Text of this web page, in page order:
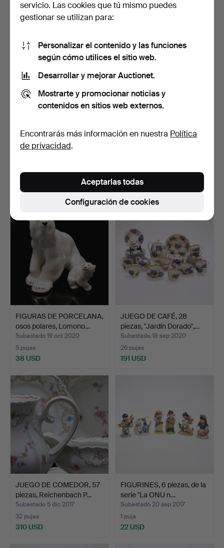
7 pujas
53 USD
1 puja
FORRO EXTERIOR, 2
43 USD
1 puja
FIGURAS DE PORCELANA,
osos polares, Lomono…
Subastado 19 oct 2020
5 pujas
38 USD
JUEGO DE CAFÉ, 28
piezas, "Jardín Dorado",…
Subastado 18 sep 2020
26 pujas
191 USD
JUEGO DE COMEDOR, 57
piezas, Reichenbach P…
Subastado 5 dic 2017
32 pujas
310 USD
FIGURINES, 6 piezas, de la
serie "La ONU n…
Subastado 20 sep 2017
1 puja
22 USD
servicio. Las cookies que tú mismo puedes
gestionar se utilizan para:
Personalizar el contenido y las funciones
según cómo utilices el sitio web.
Desarrollar y mejorar Auctionet.
Mostrarte y promocionar noticias y
contenidos en sitios web externos.
Encontrarás más información en nuestra Política
de privacidad.
Configuración de cookies
Aceptarlas todas